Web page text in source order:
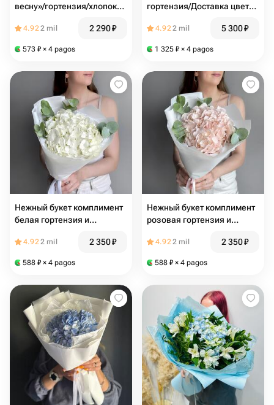
весну»/гортензия/хлопок
Цветы Магнитогорск/
4.922 mil 2 290₽
573 ₽ × 4 pagos
гортензия/Доставка цветов
Магнитогорск
4.922 mil 5 300₽
1 325 ₽ × 4 pagos
Нежный букет комплимент
белая гортензия и
Магнитогорск/Доставка
Цветы в Магнитогорске
4.922 mil 2 350₽
588 ₽ × 4 pagos
Нежный букет комплимент
розовая гортензия и
Магнитогорск/Доставка
Цветы в Магнитогорске
4.922 mil 2 350₽
588 ₽ × 4 pagos